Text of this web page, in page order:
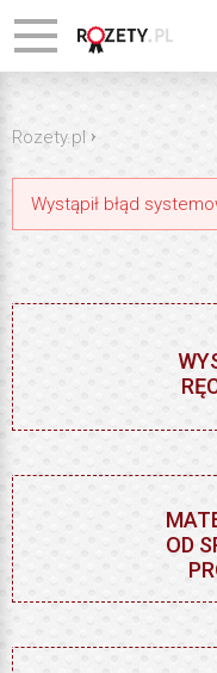
Rozety.pl ›
Wystąpił błąd
OD